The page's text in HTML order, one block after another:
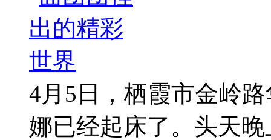
4月5日，栖霞市金岭
娜已经起床了。头天